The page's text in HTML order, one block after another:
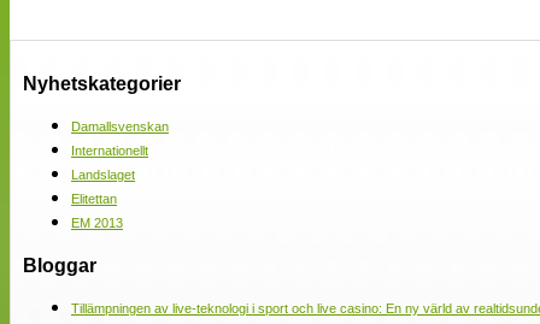
Nyhetskategorier
Damallsvenskan
Internationellt
Landslaget
Elitettan
EM 2013
Bloggar
Tillämpningen av live-teknologi i sport och live casino: En ny värld av